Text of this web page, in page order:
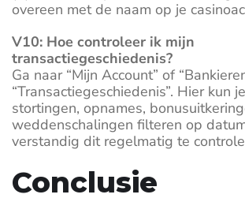
overeen met de naam op je
V10: Hoe controleer ik mijn
transactiegeschiedenis?
Ga naar “Mijn Account” of
“Transactiegeschiedenis”. Hier kun
stortingen, opnames,
weddenschalingen filteren op
verstandig dit regelmatig te
Conclusie